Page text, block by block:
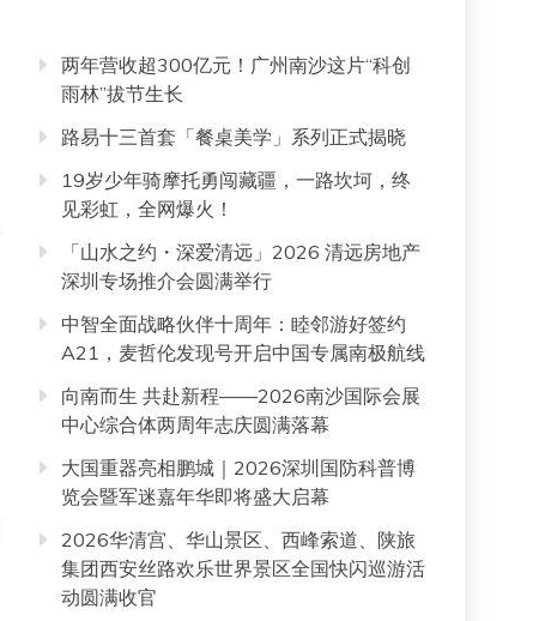
两年营收超300亿元！广州南沙这片“科创
雨林”拔节生长
路易十三首套「餐桌美学」系列正式揭晓
19岁少年骑摩托勇闯藏疆，一路坎坷，终
见彩虹，全网爆火！
「山水之约・深爱清远」2026 清远房地产
深圳专场推介会圆满举行
中智全面战略伙伴十周年：睦邻游好签约
A21，麦哲伦发现号开启中国专属南极航线
向南而生 共赴新程——2026南沙国际会展
中心综合体两周年志庆圆满落幕
大国重器亮相鹏城｜2026深圳国防科普博
览会暨军迷嘉年华即将盛大启幕
2026华清宫、华山景区、西峰索道、陕旅
集团西安丝路欢乐世界景区全国快闪巡游活
动圆满收官